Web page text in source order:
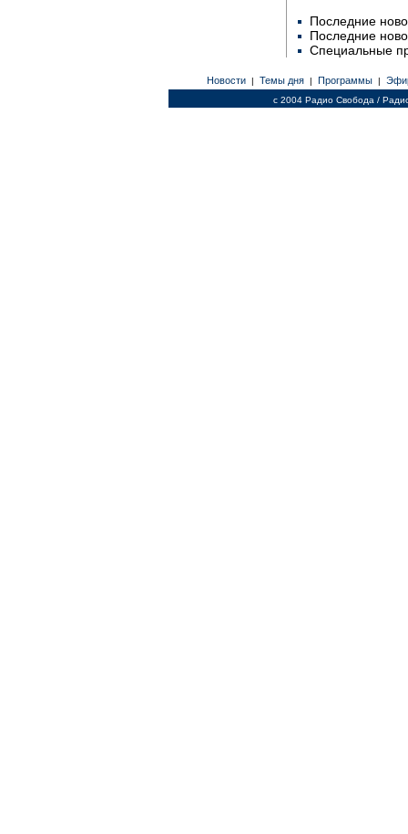
Последние
Последние
Специальные
Новости | Темы дня | Программы |
c 2004 Радио Свобода /